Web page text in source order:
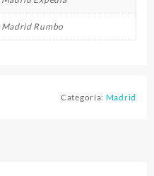
Rumbo
Categoría: Madrid